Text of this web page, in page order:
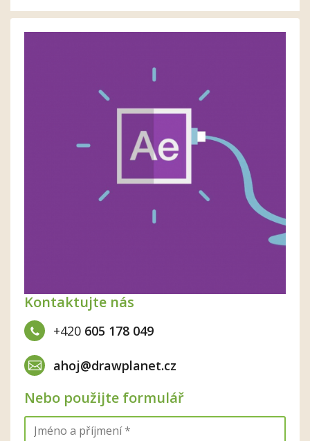
Kontaktujte nás
+420 605 178 049
ahoj@drawplanet.cz
Nebo použijte formulář